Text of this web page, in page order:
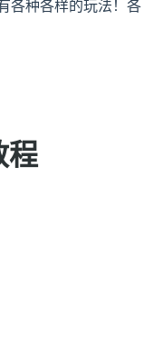
各种各样的玩法！各
程